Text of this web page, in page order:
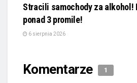
Stracili samochody za alkohol!
ponad 3 promile!
6 sierpnia 2026
Komentarze 1